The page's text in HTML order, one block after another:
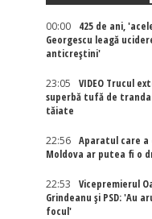
00:00
425 de ani,
Georgescu leagă
anticreștini'
23:05
VIDEO Trucul
superbă tufă de
tăiate
22:56
Aparatul care a
Moldova ar putea fi o
22:53
Vicepremierul
Grindeanu și PSD: 'Au
focul'